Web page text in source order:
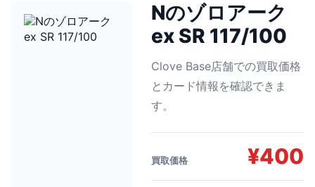
Nのゾロアーク
ex SR 117/100
Clove Base店舗での買取価格
とカード情報を確認できま
す。
買取価格 ¥400